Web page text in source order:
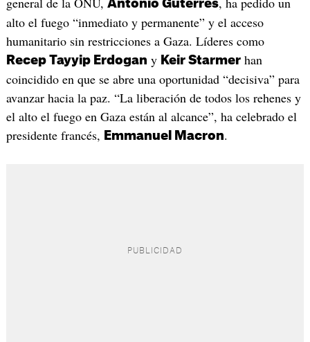
António Guterres
alto el fuego “inmediato y permanente” y el acceso
humanitario sin restricciones a Gaza. Líderes como
Recep Tayyip Erdogan y Keir Starmerhan
coincidido en que se abre una oportunidad “decisiva” para
avanzar hacia la paz. “La liberación de todos los rehenes y
el alto el fuego en Gaza están al alcance”, ha celebrado el
presidente francés, Emmanuel Macron.